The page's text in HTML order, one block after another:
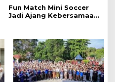
Fun Match Mini Soccer
Jadi Ajang Kebersamaan